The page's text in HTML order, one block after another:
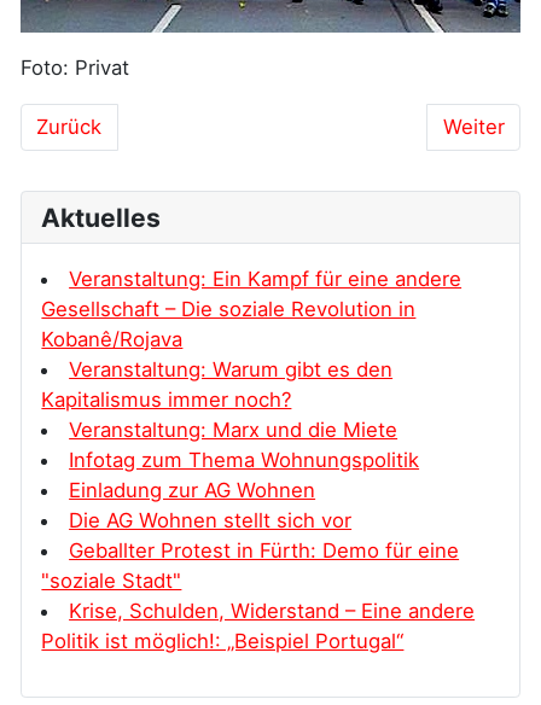
Foto: Privat
Vorheriger Beitrag: Gegen den sozialen Kahlschlag
Zurück Nächster
Weiter
Aktuelles
Veranstaltung: Ein Kampf für eine andere
Gesellschaft – Die soziale Revolution in
Kobanê/Rojava
Veranstaltung: Warum gibt es den
Kapitalismus immer noch?
Veranstaltung: Marx und die Miete
Infotag zum Thema Wohnungspolitik
Einladung zur AG Wohnen
Die AG Wohnen stellt sich vor
Geballter Protest in Fürth: Demo für eine
"soziale Stadt"
Krise, Schulden, Widerstand – Eine andere
Politik ist möglich!: „Beispiel Portugal“